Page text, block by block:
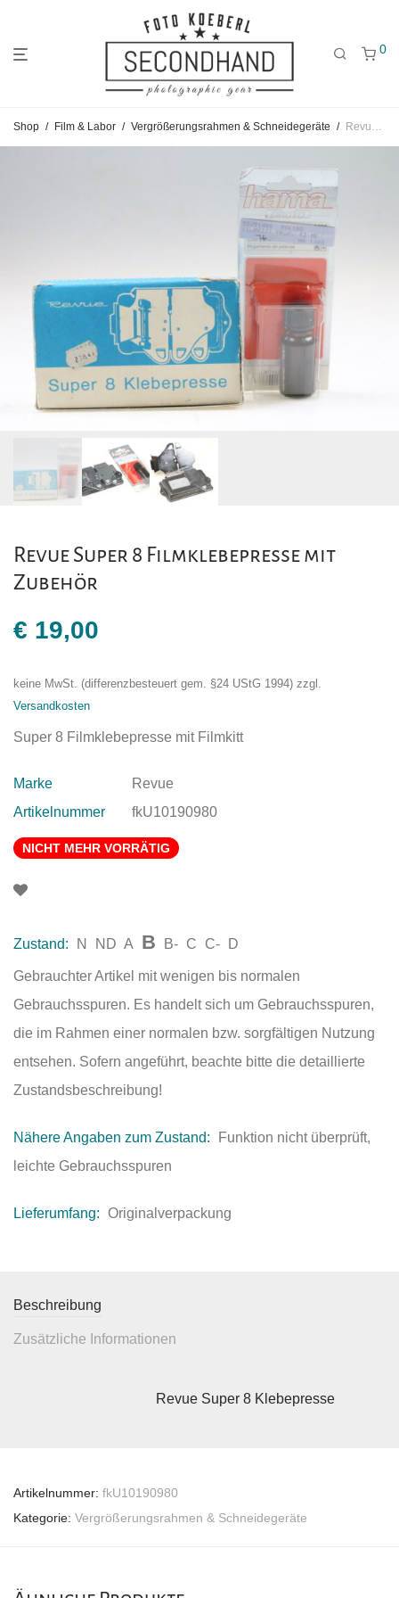
Kategorien
Filtern
0
Shop / Film & Labor / Vergrößerungsrahmen & Schneidegeräte / Revue Super 8 Filmklebepresse mit Zubehör
Revue Super 8 Filmklebepresse mit
Zubehör
€ 19,00
keine MwSt. (differenzbesteuert gem. §24 UStG 1994) zzgl.
Versandkosten
Super 8 Filmklebepresse mit Filmkitt
Marke
Revue
Artikelnummer
fkU10190980
NICHT MEHR VORRÄTIG
Zustand: N ND A B B- C C- D
Gebrauchter Artikel mit wenigen bis normalen
Gebrauchsspuren. Es handelt sich um Gebrauchsspuren,
die im Rahmen einer normalen bzw. sorgfältigen Nutzung
entsehen. Sofern angeführt, beachte bitte die detaillierte
Zustandsbeschreibung!
Nähere Angaben zum Zustand:
Funktion nicht überprüft,
leichte Gebrauchsspuren
Lieferumfang: Originalverpackung
Beschreibung
Zusätzliche Informationen
Revue Super 8 Klebepresse
Artikelnummer: fkU10190980
Kategorie: Vergrößerungsrahmen & Schneidegeräte